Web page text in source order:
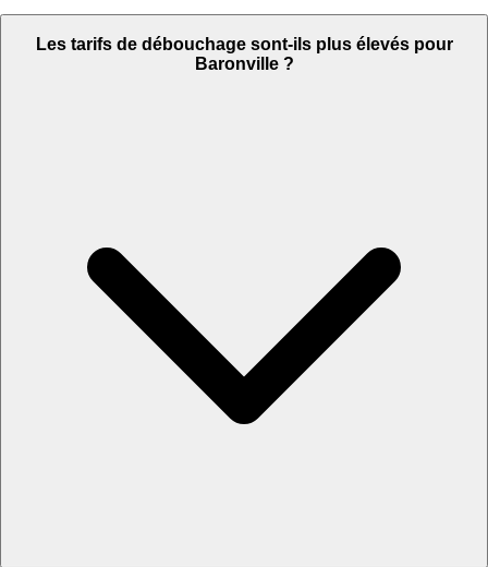
Les tarifs de débouchage sont-ils plus élevés pour
Baronville ?